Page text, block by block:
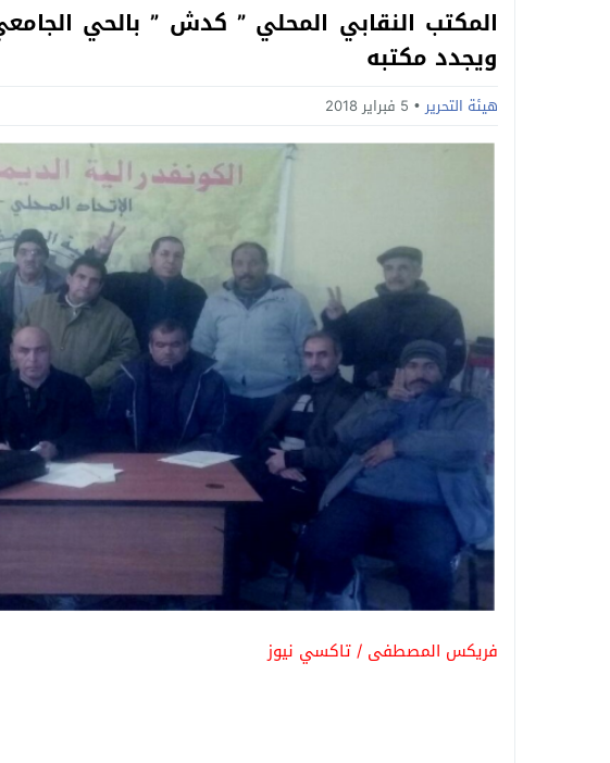
المكتب النقابي المحلي ” كدش ” بالحي
ويجدد مكتبه
هيئة التحرير 5 فبراير 2018
فريكس المصطفى / تاكسي نيوز